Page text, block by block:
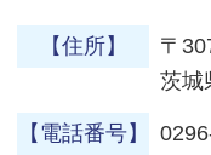
【住所】
〒
茨城
【電話番号】